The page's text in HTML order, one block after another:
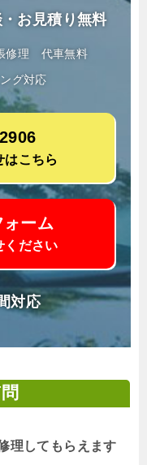
お見積り無料
修理
代車無料
グ対応
はこちら
ーム
ください
対応
理してもらえます